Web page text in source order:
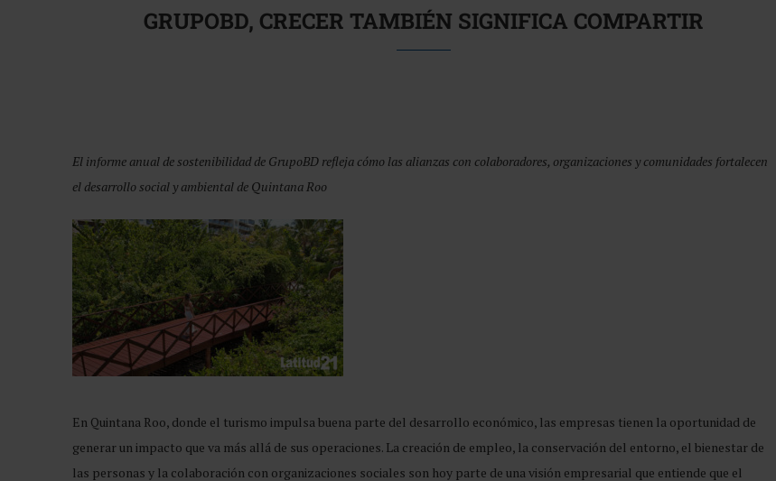
GRUPOBD, CRECER TAMBIÉN SIGNIFICA COMPARTIR
El informe anual de sostenibilidad de GrupoBD refleja cómo las alianzas con colaboradores, organizaciones y comunidades fortalecen
el desarrollo social y ambiental de Quintana Roo
En Quintana Roo, donde el turismo impulsa buena parte del desarrollo económico, las empresas tienen la oportunidad de
generar un impacto que va más allá de sus operaciones. La creación de empleo, la conservación del entorno, el bienestar de
las personas y la colaboración con organizaciones sociales son hoy parte de una visión empresarial que entiende que el